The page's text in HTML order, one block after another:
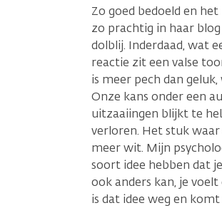
Zo goed bedoeld en
zo prachtig in haar
dolblij. Inderdaad, wat
reactie zit een valse
is meer pech dan
Onze kans onder een
uitzaaiingen blijkt te
verloren. Het stuk
meer wit. Mijn
soort idee hebben dat
ook anders kan, je
is dat idee weg en